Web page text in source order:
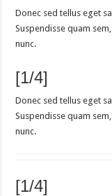
Donec sed tellus eget
Suspendisse quam
nunc.
[1/4]
Donec sed tellus eget
Suspendisse quam
nunc.
[1/4]